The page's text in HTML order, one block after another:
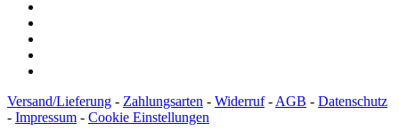
Versand/Lieferung - Zahlungsarten - Widerruf- AGB - Datenschutz
- Impressum - Cookie Einstellungen